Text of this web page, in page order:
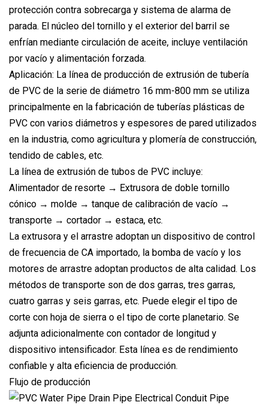
protección contra sobrecarga y sistema de alarma de
parada. El núcleo del tornillo y el exterior del barril se
enfrían mediante circulación de aceite, incluye ventilación
por vacío y alimentación forzada.
Aplicación: La línea de producción de extrusión de tubería
de PVC de la serie de diámetro 16 mm-800 mm se utiliza
principalmente en la fabricación de tuberías plásticas de
PVC con varios diámetros y espesores de pared utilizados
en la industria, como agricultura y plomería de construcción,
tendido de cables, etc.
La línea de extrusión de tubos de PVC incluye:
Alimentador de resorte → Extrusora de doble tornillo
cónico → molde → tanque de calibración de vacío →
transporte → cortador → estaca, etc.
La extrusora y el arrastre adoptan un dispositivo de control
de frecuencia de CA importado, la bomba de vacío y los
motores de arrastre adoptan productos de alta calidad. Los
métodos de transporte son de dos garras, tres garras,
cuatro garras y seis garras, etc. Puede elegir el tipo de
corte con hoja de sierra o el tipo de corte planetario. Se
adjunta adicionalmente con contador de longitud y
dispositivo intensificador. Esta línea es de rendimiento
confiable y alta eficiencia de producción.
Flujo de producción